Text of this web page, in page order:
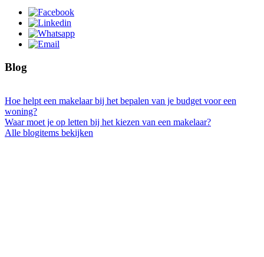
Blog
Hoe helpt een makelaar bij het bepalen van je budget voor een
woning?
Waar moet je op letten bij het kiezen van een makelaar?
Alle blogitems bekijken